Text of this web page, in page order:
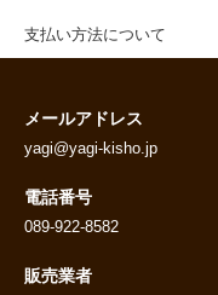
支払い方法について
メールアドレス
yagi@yagi-kisho.jp
電話番号
089-922-8582
販売業者